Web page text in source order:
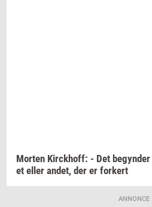
Mor­ten Kirck­hoff: - Det be­gyn­der
et eller andet, der er for­kert
ANNONCE